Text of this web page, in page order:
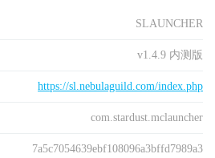
SLAUNCHER
v1.4.9 内测版
https://sl.nebulaguild.com/index.php
com.stardust.mclauncher
7a5c7054639ebf108096a3bffd7989a3